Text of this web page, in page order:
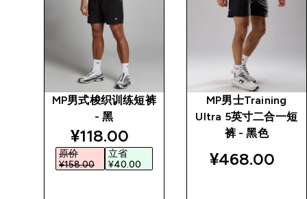
MP男式梭织训练短裤
- 黑
discounted price
¥118.00‎
原价
¥158.00‎
立省
¥40.00‎
MP男士Training
Ultra 5英寸二合一短
裤 - 黑色
¥468.00‎